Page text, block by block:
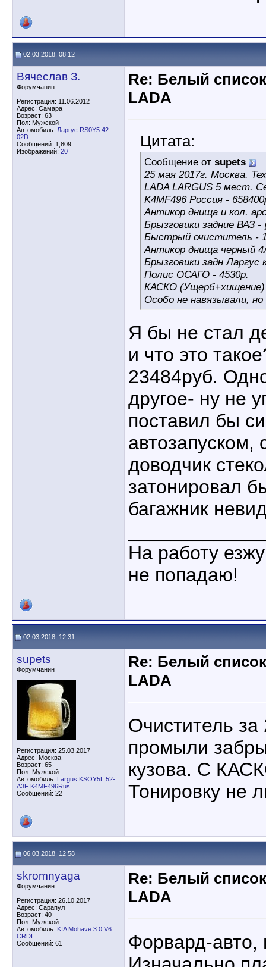
02.03.2018, 08:12
Вячеслав З.
Форумчанин
Регистрация: 11.06.2012
Адрес: Самара
Возраст: 63
Пол: Мужской
Автомобиль: Ларгус RS0Y5 42-
02D
Сообщений: 1,809
Изображений: 20
Re: Белый
LADA
Цитата:
Сообщение от supets
25 мая 2017г. Москва.
LADA LARGUS 5 мест.
K4MF496 Россия -
Антикор днища и кол.
Брызговики задние ВАЗ
Быстрый очиститель -
Антикор днища черный
Брызговики задн
Полис ОСАГО - 4530р.
КАСКО (Ущерб+хищение)
Особо не навязывали,
Я бы не стал
и что это
23484руб.
другое- ну не
поставил бы
доводчик
затонировал
багажник
На работу
не попадаю!
02.03.2018, 12:31
supets
Форумчанин
Регистрация: 25.03.2017
Адрес: Москва
Возраст: 65
Пол: Мужской
Автомобиль: Largus KSOY5L 52-
A3F K4MF496Rus
Сообщений: 22
Re: Белый
LADA
Очиститель за
промыли
кузова. С
Тонировку не
06.03.2018, 12:58
skromnyaga
Форумчанин
Регистрация: 26.10.2017
Адрес: Сарапул
Возраст: 40
Пол: Мужской
Автомобиль: KIA Mohave 3.0 V6
CRDI
Сообщений: 61
Re: Белый
LADA
Форвард-авто,